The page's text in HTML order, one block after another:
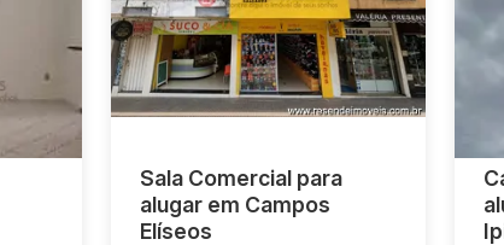
Sala Comercial para
alugar em Campos
Elíseos